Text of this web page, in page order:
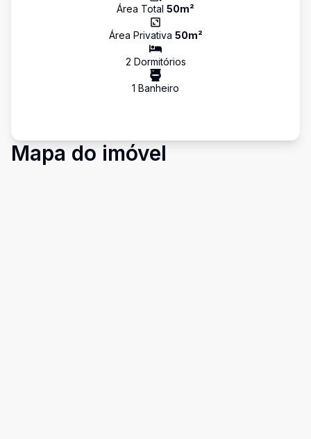
Área Total 50m²
Área Privativa 50m²
2 Dormitórios
1 Banheiro
Mapa do imóvel